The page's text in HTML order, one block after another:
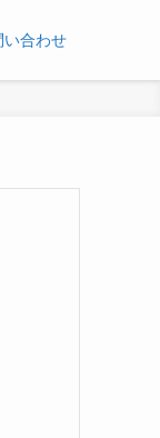
い合わせ